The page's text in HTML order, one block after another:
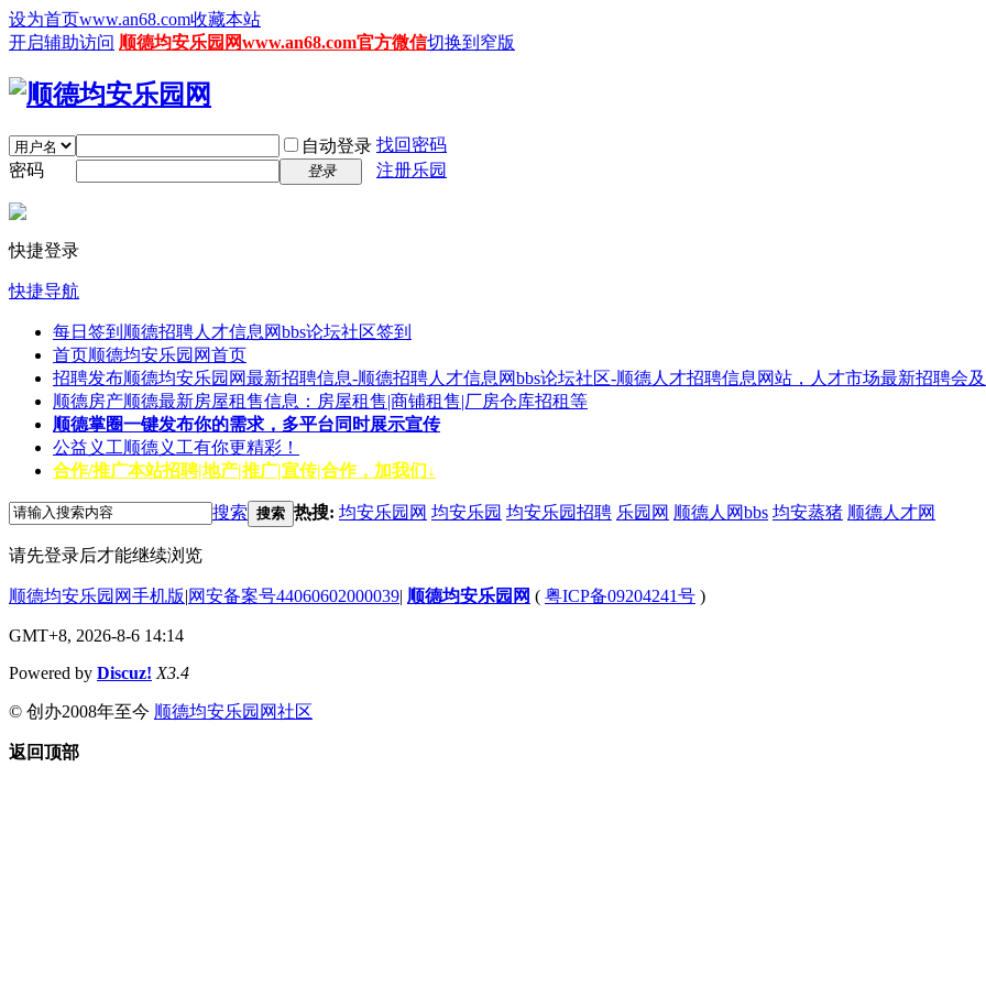
设为首页www.an68.com收藏本站
开启辅助访问 顺德均安乐园网www.an68.com官方微信切换到窄版
自动登录 找回密码
密码
登录 注册乐园
快捷登录
快捷导航
每日签到 顺德招聘人才信息网bbs论坛社区签到
首页顺德均安乐园网首页
招聘发布顺德均安乐园网最新招聘信息-顺德招聘人才信息网bbs论坛社区-顺德人才招聘信息网站，人才市场最新招聘会
顺德房产顺德最新房屋租售信息：房屋租售|商铺租售|厂房仓库招租等
顺德掌圈一键发布你的需求，多平台同时展示宣传
公益义工顺德义工有你更精彩！
合作/推广本站招聘|地产|推广|宣传|合作，加我们↓
搜索 搜索 热搜: 均安乐园网 均安乐园 均安乐园招聘 乐园网 顺德人网bbs 均安蒸猪 顺德人才网
请先登录后才能继续浏览
顺德均安乐园网手机版|网安备案号44060602000039| 顺德均安乐园网 ( 粤ICP备09204241号 )
GMT+8, 2026-8-6 14:14
Powered by Discuz! X3.4
© 创办2008年至今 顺德均安乐园网社区
返回顶部